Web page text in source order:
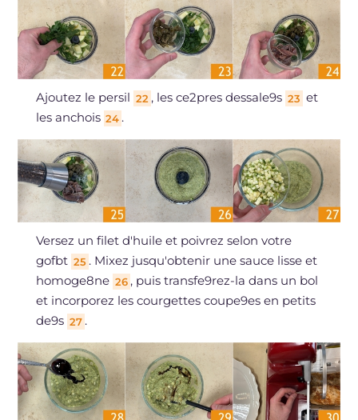
Ajoutez le persil 22 , les ce2pres dessale9s 23 et
les anchois 24 .
Versez un filet d'huile et poivrez selon votre
gofbt 25 . Mixez jusqu'obtenir une sauce lisse et
homoge8ne 26 , puis transfe9rez-la dans un bol
et incorporez les courgettes coupe9es en petits
de9s 27 .